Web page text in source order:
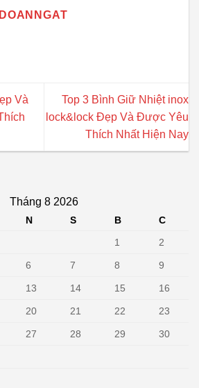
DOANNGAT
Và
Top 3 Bình Giữ Nhiệt inox
lock&lock Đẹp Và Được Yêu
Thích Nhất Hiện Nay
Tháng 8 2026
N S B
C
1
2
6 7 8 9
13 14 15 16
20 21 22 23
27 28 29 30